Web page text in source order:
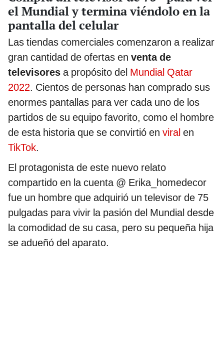
el Mundial y termina viéndolo en la
pantalla del celular
Las tiendas comerciales comenzaron a realizar
gran cantidad de ofertas en venta de
televisores a propósito del Mundial Qatar
2022. Cientos de personas han comprado sus
enormes pantallas para ver cada uno de los
partidos de su equipo favorito, como el hombre
de esta historia que se convirtió en viral en
TikTok.
El protagonista de este nuevo relato
compartido en la cuenta @ Erika_homedecor
fue un hombre que adquirió un televisor de 75
pulgadas para vivir la pasión del Mundial desde
la comodidad de su casa, pero su pequeña hija
se adueñó del aparato.